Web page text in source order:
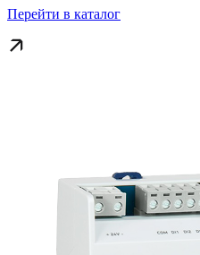
Перейти в каталог